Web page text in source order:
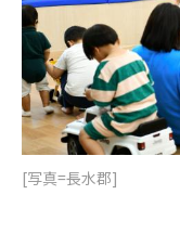
[写真=長水郡]